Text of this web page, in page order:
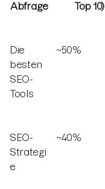
Abfrage
Top 10)
Die
besten
SEO-
Tools
~50%
SEO-
Strategi
e
~40%